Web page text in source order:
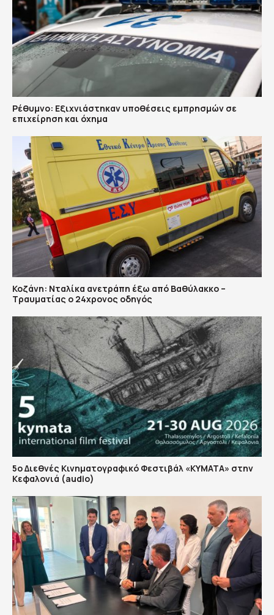
Ρέθυμνο: Εξιχνιάστηκαν υποθέσεις εμπρησμών σε
επιχείρηση και όχημα
Κοζάνη: Νταλίκα ανετράπη έξω από Βαθύλακκο –
Τραυματίας ο 24χρονος οδηγός
5ο Διεθνές Κινηματογραφικό Φεστιβάλ «ΚΥΜΑΤΑ» στην
Κεφαλονιά (audio)